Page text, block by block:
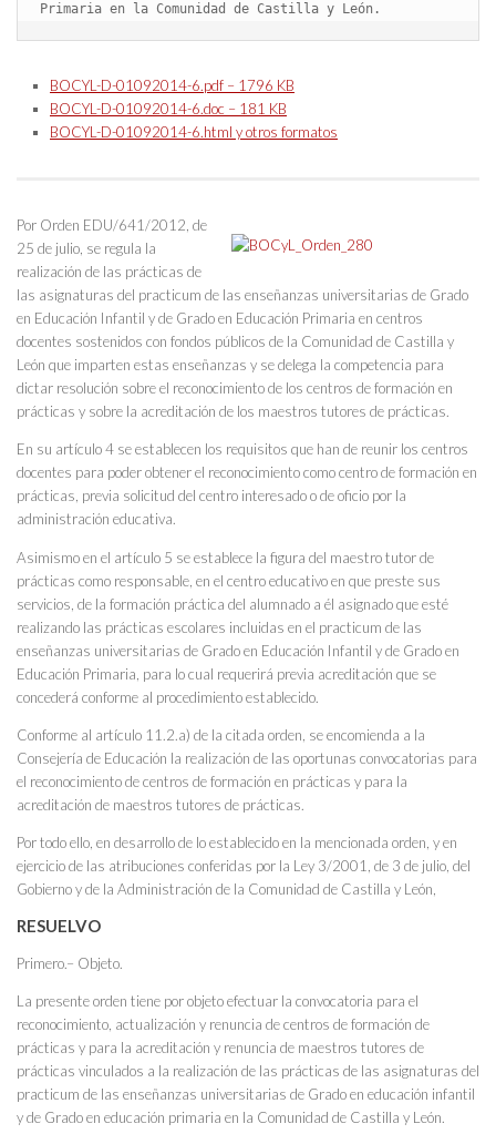
Primaria en la Comunidad de Castilla y León.
BOCYL-D-01092014-6.pdf – 1796 KB
BOCYL-D-01092014-6.doc – 181 KB
BOCYL-D-01092014-6.html y otros formatos
Por Orden EDU/641/2012, de
25 de julio, se regula la
realización de las prácticas de
las asignaturas del practicum de las enseñanzas universitarias de Grado
en Educación Infantil y de Grado en Educación Primaria en centros
docentes sostenidos con fondos públicos de la Comunidad de Castilla y
León que imparten estas enseñanzas y se delega la competencia para
dictar resolución sobre el reconocimiento de los centros de formación en
prácticas y sobre la acreditación de los maestros tutores de prácticas.
En su artículo 4 se establecen los requisitos que han de reunir los centros
docentes para poder obtener el reconocimiento como centro de formación en
prácticas, previa solicitud del centro interesado o de oficio por la
administración educativa.
Asimismo en el artículo 5 se establece la figura del maestro tutor de
prácticas como responsable, en el centro educativo en que preste sus
servicios, de la formación práctica del alumnado a él asignado que esté
realizando las prácticas escolares incluidas en el practicum de las
enseñanzas universitarias de Grado en Educación Infantil y de Grado en
Educación Primaria, para lo cual requerirá previa acreditación que se
concederá conforme al procedimiento establecido.
Conforme al artículo 11.2.a) de la citada orden, se encomienda a la
Consejería de Educación la realización de las oportunas convocatorias para
el reconocimiento de centros de formación en prácticas y para la
acreditación de maestros tutores de prácticas.
Por todo ello, en desarrollo de lo establecido en la mencionada orden, y en
ejercicio de las atribuciones conferidas por la Ley 3/2001, de 3 de julio, del
Gobierno y de la Administración de la Comunidad de Castilla y León,
RESUELVO
Primero.– Objeto.
La presente orden tiene por objeto efectuar la convocatoria para el
reconocimiento, actualización y renuncia de centros de formación de
prácticas y para la acreditación y renuncia de maestros tutores de
prácticas vinculados a la realización de las prácticas de las asignaturas del
practicum de las enseñanzas universitarias de Grado en educación infantil
y de Grado en educación primaria en la Comunidad de Castilla y León.